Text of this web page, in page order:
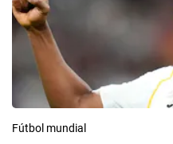
Fútbol mundial